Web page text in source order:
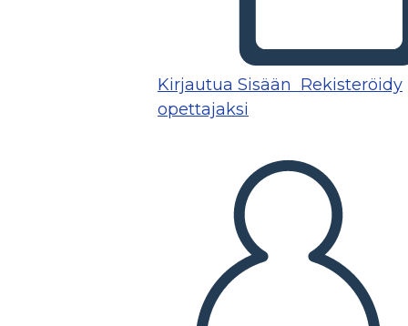
Kirjautua Sisään Rekisteröidy
opettajaksi